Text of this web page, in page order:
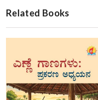
Related Books